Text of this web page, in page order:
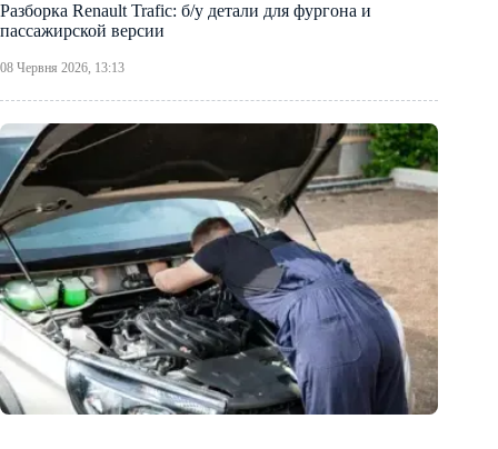
Разборка Renault Trafic: б/у детали для фургона и
пассажирской версии
08 Червня 2026, 13:13